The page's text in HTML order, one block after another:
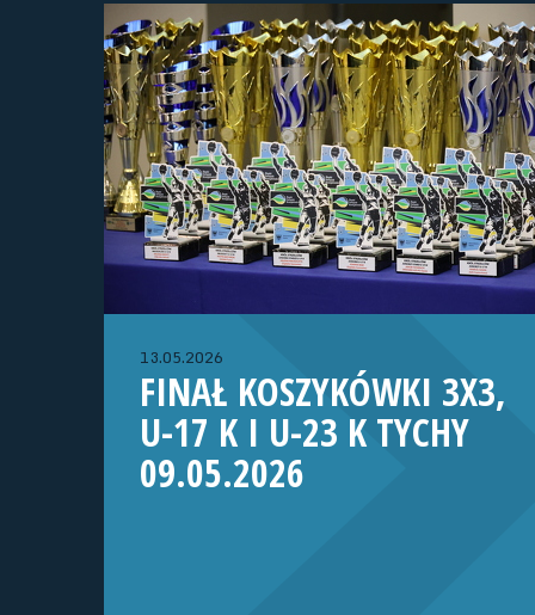
13.05.2026
FINAŁ KOSZYKÓWKI 3X3,
U-17 K I U-23 K TYCHY
09.05.2026